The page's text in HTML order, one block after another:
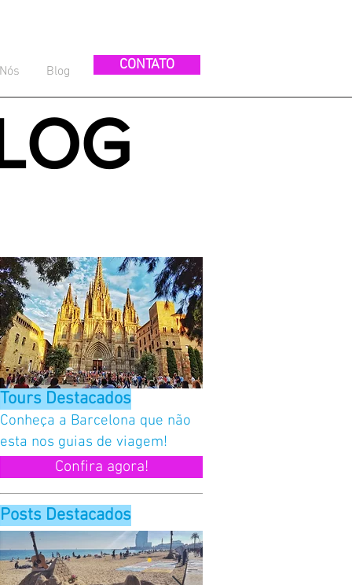
Blog CONTATO
Tours Destacados
Conheça a Barcelona que não
esta nos guias de viagem!
Confira agora!
Posts Destacados